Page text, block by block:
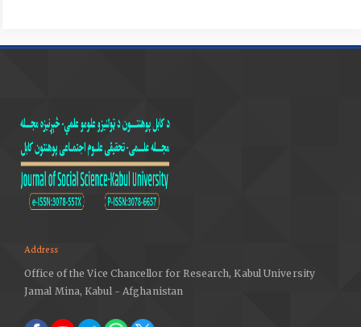
وبویراحمد). مجله جنگل ایران، انجمن جنگلبانی ایران، زمستان، سال
مقیمی، سید محمد. (1393). مبانی سازمان و مدیریت. تهران:
انتشارات راه دان.
میرکمالی، سیدمحمد. (1370). سازمان غیررسمی علل پیدایش
هال، ریچارد اچ. (1934). سازمان. ترجمه‌ی علی پارسائیان، سید محمد
هیکس، هربرت. جی وگولت، سی ری. (1368). تئوری های سازمان و
Address
Office of the Vice Chancellor for Research, Kabul University
Jamal Mina, Kabul - Afghanistan